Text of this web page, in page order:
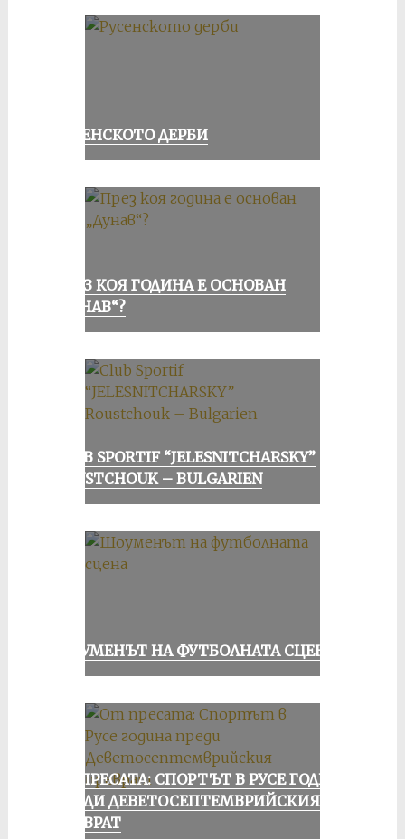
РУСЕНСКОТО ДЕРБИ
ПРЕЗ КОЯ ГОДИНА Е ОСНОВАН
„ДУНАВ“?
CLUB SPORTIF “JELESNITCHARSKY”
ROUSTCHOUK – BULGARIEN
ШОУМЕНЪТ НА ФУТБОЛНАТА СЦЕНА
ОТ ПРЕСАТА: СПОРТЪТ В РУСЕ ГОДИНА
ПРЕДИ ДЕВЕТОСЕПТЕМВРИЙСКИЯ
ПРЕВРАТ